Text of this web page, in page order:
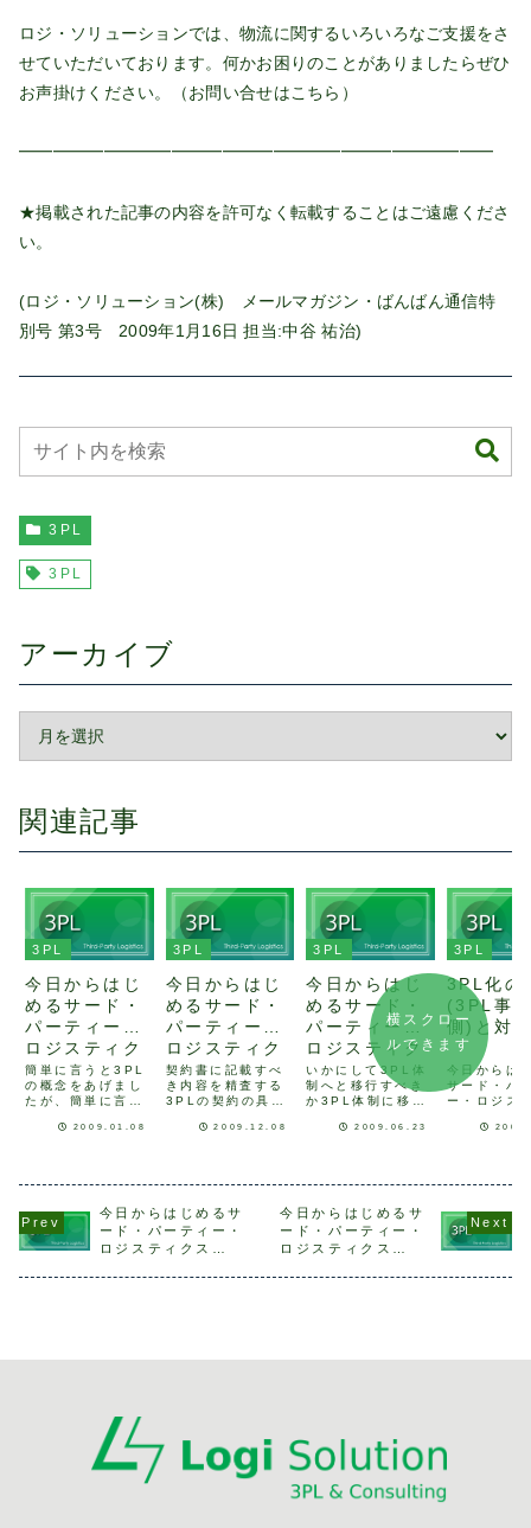
ロジ・ソリューションでは、物流に関するいろいろなご支援をさ
せていただいております。何かお困りのことがありましたらぜひ
お声掛けください。（お問い合せはこちら ）
━━━━━━━━━━━━━━━━━━━━━━━━━━━━
★掲載された記事の内容を許可なく転載することはご遠慮くださ
い。
(ロジ・ソリューション(株) メールマガジン・ばんばん通信特
別号 第3号 2009年1月16日 担当:中谷 祐治)
3PL
3PL
アーカイブ
関連記事
3PL
今日からはじ
めるサード・
パーティー・
ロジスティク
ス(Third
Party
Logistics)
2：3PLの特
簡単に言うと3PL
の概念をあげまし
たが、簡単に言う
聞かれます。物流
とにしています。
3PLの発展経緯を
みればわかりやす
いでしょう。3PL
2009.01.08
3PL
今日からはじ
めるサード・
パーティー・
ロジスティク
ス 23：3PL
の契約につい
て その2
契約書に記載すべ
き内容を精査する
3PLの契約の具体
う少し考えて見ま
象となる業務の内
容・業務遂行のた
めの前提となる条
件・料金・遵守す
2009.12.08
3PL
今日からはじ
めるサード・
パーティー・
ロジスティク
ス 13：3PL
体制確立のた
めに
いかにして3PL体
制へと移行すべき
か3PL体制に移行
いて考えて見まし
ト料(業務企画管理
料)とコストを分離
し、明示してもら
う事が近道でしょ
2009.06.23
3PL
3PL化の
(3PL事
側)と対
今日からは
サード・パ
ー・ロジス
要・提供す
ビスの範囲/
決める・契
横スクロー
ルできます
今日からはじめるサ
ード・パーティー・
ロジスティクス
今日からはじめるサ
ード・パーティー・
ロジスティクス